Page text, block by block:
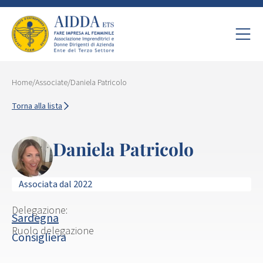
Home/Associate/Daniela Patricolo
Torna alla lista
Daniela Patricolo
Associata dal 2022
Delegazione:
Sardegna
Ruolo delegazione
Consigliera